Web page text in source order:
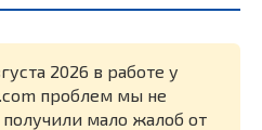
2026 в работе у
проблем мы не
мало жалоб от